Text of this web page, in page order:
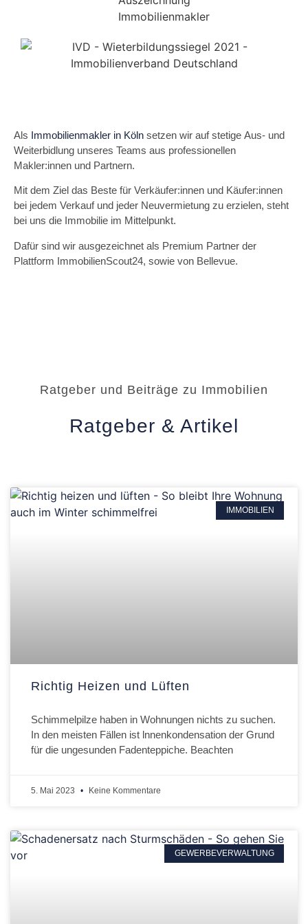
Als Immobilienmakler in Köln setzen wir auf stetige Aus- und
Weiterbidlung unseres Teams aus professionellen
Makler:innen und Partnern.
Mit dem Ziel das Beste für Verkäufer:innen und Käufer:innen
bei jedem Verkauf und jeder Neuvermietung zu erzielen, steht
bei uns die Immobilie im Mittelpunkt.
Dafür sind wir ausgezeichnet als Premium Partner der
Plattform ImmobilienScout24, sowie von Bellevue.
Ratgeber und Beiträge zu Immobilien
Ratgeber & Artikel
IMMOBILIEN
Richtig Heizen und Lüften
Schimmelpilze haben in Wohnungen nichts zu suchen.
In den meisten Fällen ist lnnenkondensation der Grund
für die ungesunden Fadenteppiche. Beachten
5. Mai 2023 Keine Kommentare
GEWERBEVERWALTUNG